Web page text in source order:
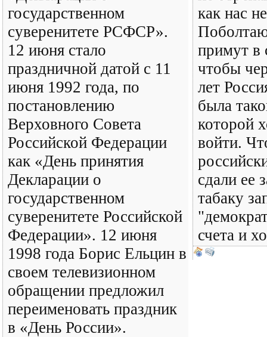
государственном
суверенитете РСФСР».
12 июня стало
праздничной датой с 11
июня 1992 года, по
постановлению
Верховного Совета
Российской Федерации
как «День принятия
Декларации о
государственном
суверенитете Российской
Федерации». 12 июня
1998 года Борис Ельцин в
своем телевизионном
обращении предложил
переименовать праздник
в «День России».
как нас
примут в
чтобы
лет
была
которой
войти.
сдали ее
табаку
счета и